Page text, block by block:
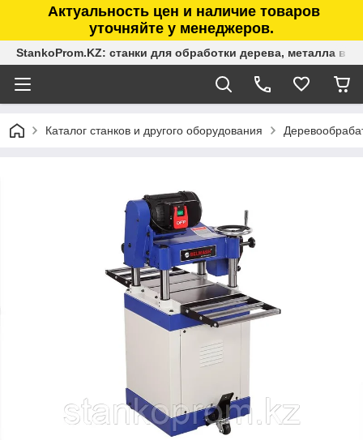
Актуальность цен и наличие товаров
уточняйте у менеджеров.
StankoProm.KZ: станки для обработки дерева, металла в
Каталог станков и другого оборудования